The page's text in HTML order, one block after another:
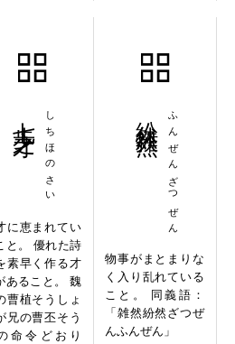
しちほのさい
に恵まれてい
と。 優れた詩
素早く作る才
あること。 魏
曹植そうしょ
兄の曹丕そう
命令どおり
ふんぜんざつぜん
物事がまとまりな
く入り乱れている
こと。 同義語：
「雑然紛然ざつぜ
んふんぜん」